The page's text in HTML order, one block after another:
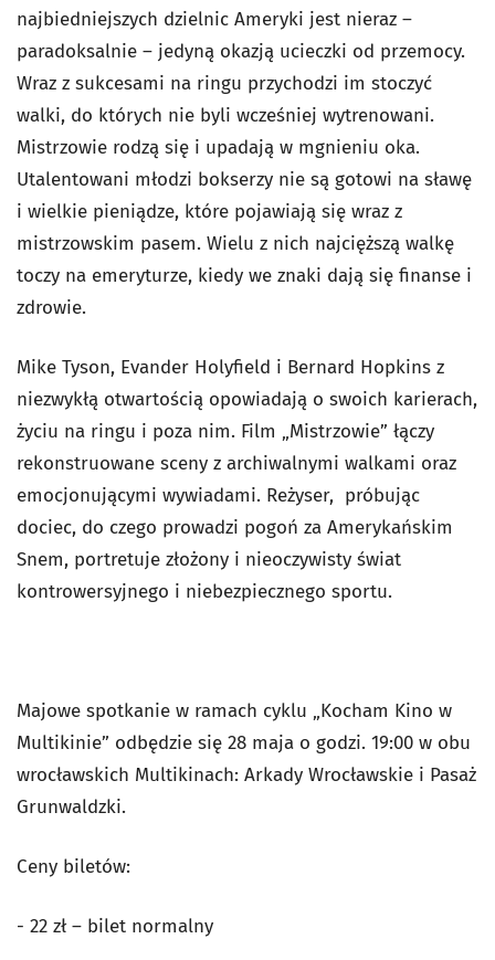
najbiedniejszych dzielnic Ameryki jest nieraz –
paradoksalnie – jedyną okazją ucieczki od przemocy.
Wraz z sukcesami na ringu przychodzi im stoczyć
walki, do których nie byli wcześniej wytrenowani.
Mistrzowie rodzą się i upadają w mgnieniu oka.
Utalentowani młodzi bokserzy nie są gotowi na sławę
i wielkie pieniądze, które pojawiają się wraz z
mistrzowskim pasem. Wielu z nich najcięższą walkę
toczy na emeryturze, kiedy we znaki dają się finanse i
zdrowie.
Mike Tyson, Evander Holyfield i Bernard Hopkins z
niezwykłą otwartością opowiadają o swoich karierach,
życiu na ringu i poza nim. Film „Mistrzowie” łączy
rekonstruowane sceny z archiwalnymi walkami oraz
emocjonującymi wywiadami. Reżyser, próbując
dociec, do czego prowadzi pogoń za Amerykańskim
Snem, portretuje złożony i nieoczywisty świat
kontrowersyjnego i niebezpiecznego sportu.
Majowe spotkanie w ramach cyklu „Kocham Kino w
Multikinie” odbędzie się 28 maja o godzi. 19:00 w obu
wrocławskich Multikinach: Arkady Wrocławskie i Pasaż
Grunwaldzki.
Ceny biletów:
- 22 zł – bilet normalny